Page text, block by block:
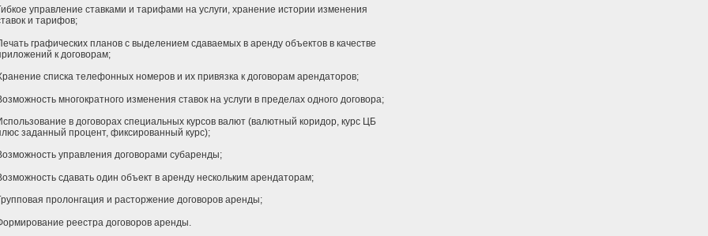
управление ставками и тарифами на услуги, хранение истории изменения
и тарифов;
графических планов с выделением сдаваемых в аренду объектов в качестве
к договорам;
списка телефонных номеров и их привязка к договорам арендаторов;
многократного изменения ставок на услуги в пределах одного договора;
в договорах специальных курсов валют (валютный коридор, курс ЦБ
заданный процент, фиксированный курс);
управления договорами субаренды;
сдавать один объект в аренду нескольким арендаторам;
пролонгация и расторжение договоров аренды;
реестра договоров аренды.